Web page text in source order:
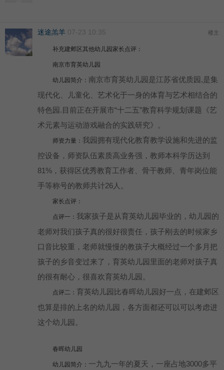
迷途羔羊 07-23 10:35 楼主
补充建邺区其他幼儿园家长点评：
南京市育英幼儿园
幼儿园简介： 南京市育英幼儿园是江苏省优质园,是集
现代化、儿童化、艺术化于一身的体育与艺术相结合的
特色园.目前正在开展市“十二五”教育科学规划课题《艺
术元素与运动游戏融合的实践研究》。
师资力量： 我园拥有现代化教育教学设施和先进的监
控设备，师资队伍素质高业务强，教师本科学历达到
81%，获得区优秀教育工作者、骨干教师、青年岗位能
手等称号的教师共计26人。
家长点评：
点评一： 我家孩子是从育英幼儿园毕业的，幼儿园的
老师对我们孩子真的很好很责任，孩子刚去的时候家乡
口音比较重，老师就慢慢的教孩子大概经过一个多月把
孩子的乡音变过来了，育英幼儿园里面的老师对孩子真
的很有耐心，很喜欢育英幼儿园。
点评二： 育英幼儿园比春晖幼儿园好一点，在建邺区
也算是排的上名的幼儿园，各方面都还可以可以考虑进
这个幼儿园。
春晖幼儿园
幼儿园简介： 一九九一年的夏天，一座占地3000多平